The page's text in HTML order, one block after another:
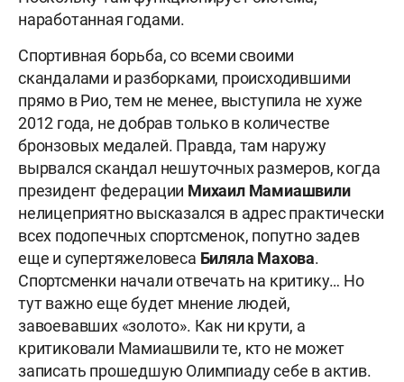
наработанная годами.
Спортивная борьба, со всеми своими
скандалами и разборками, происходившими
прямо в Рио, тем не менее, выступила не хуже
2012 года, не добрав только в количестве
бронзовых медалей. Правда, там наружу
вырвался скандал нешуточных размеров, когда
президент федерации Михаил Мамиашвили
нелицеприятно высказался в адрес практически
всех подопечных спортсменок, попутно задев
еще и супертяжеловеса Биляла Махова.
Спортсменки начали отвечать на критику… Но
тут важно еще будет мнение людей,
завоевавших «золото». Как ни крути, а
критиковали Мамиашвили те, кто не может
записать прошедшую Олимпиаду себе в актив.